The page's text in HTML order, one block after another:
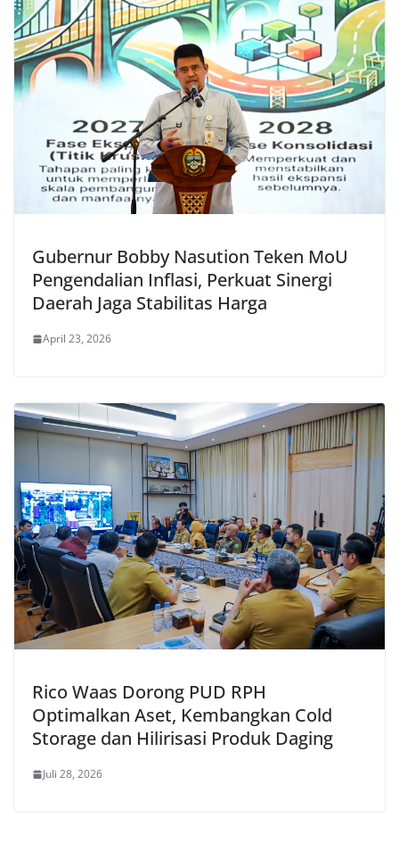
Gubernur Bobby Nasution Teken MoU
Pengendalian Inflasi, Perkuat Sinergi
Daerah Jaga Stabilitas Harga
April 23, 2026
Rico Waas Dorong PUD RPH
Optimalkan Aset, Kembangkan Cold
Storage dan Hilirisasi Produk Daging
Juli 28, 2026